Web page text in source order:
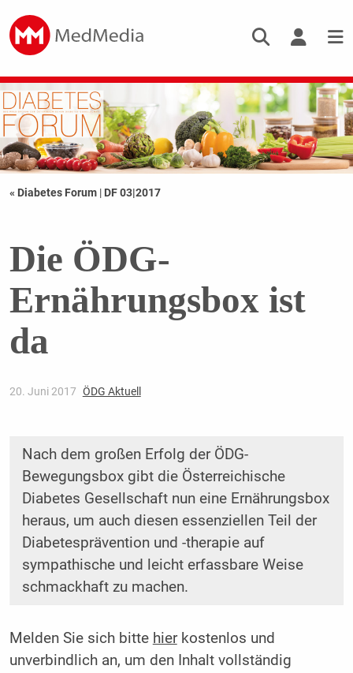
« Diabetes Forum | DF 03|2017
Die ÖDG-
Ernährungsbox ist
da
20. Juni 2017 ÖDG Aktuell
Nach dem großen Erfolg der ÖDG-
Bewegungsbox gibt die Österreichische
Diabetes Gesellschaft nun eine Ernährungsbox
heraus, um auch diesen essenziellen Teil der
Diabetesprävention und -therapie auf
sympathische und leicht erfassbare Weise
schmackhaft zu machen.
Melden Sie sich bitte hierkostenlos und
unverbindlich an, um den Inhalt vollständig